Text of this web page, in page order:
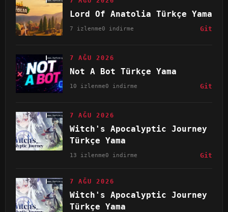
Lord Of Anatolia Türkçe Yama
7 izlenme0 indirme Git
7 AĞU 2026
Not A Bot Türkçe Yama
10 izlenme0 indirme Git
7 AĞU 2026
Witch's Apocalyptic Journey
Türkçe Yama
13 izlenme0 indirme Git
7 AĞU 2026
Witch's Apocalyptic Journey
Türkçe Yama